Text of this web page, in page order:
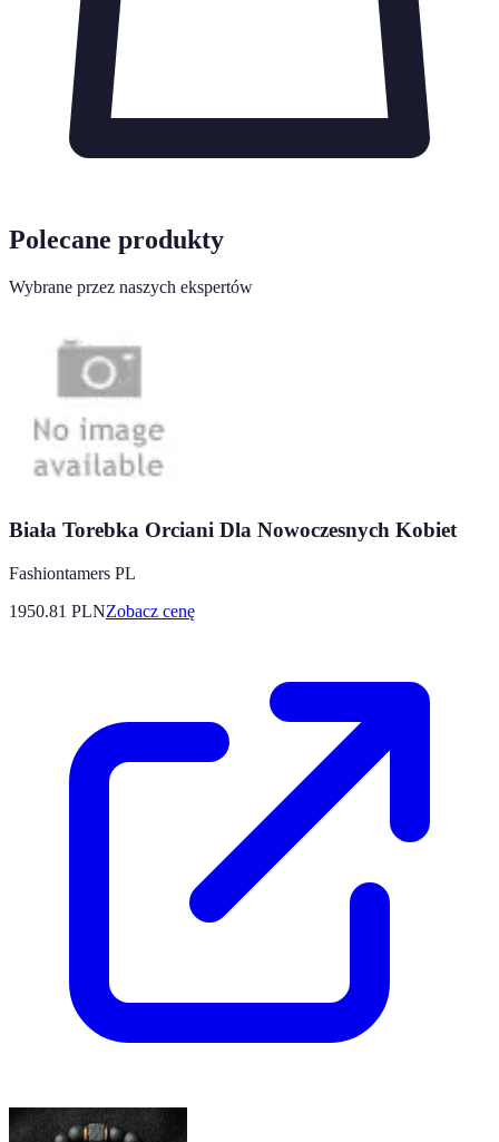
Polecane produkty
Wybrane przez naszych ekspertów
Biała Torebka Orciani Dla Nowoczesnych Kobiet
Fashiontamers PL
1950.81 PLNZobacz cenę